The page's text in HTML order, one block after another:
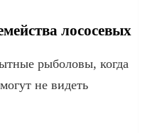
лососевых
рыболовы, когда
не видеть